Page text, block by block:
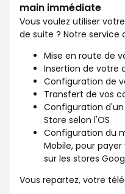
main immédiate
Vous voulez utiliser
de suite ? Notre service
Mise en route de
Insertion de votre
Configuration de
Transfert de vos
Configuration
Store selon l'OS
Configuration du
Mobile, pour
sur les stores
Vous repartez, votre